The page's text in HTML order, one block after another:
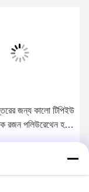
জন্য কালো টিপিইউ
রজন পলিউরেথেন হট